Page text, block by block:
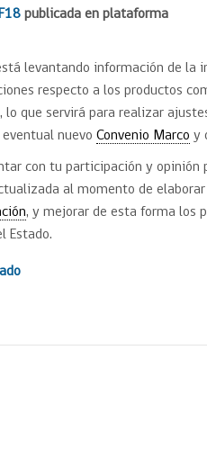
Marco
proveedor
Mujer
publicada en plataforma
levantando información de la
respecto a los productos
lo que servirá para realizar
nuevoConvenio Marco y
con tu participación y opinión
al momento de
, y mejorar de esta forma los
Estado.